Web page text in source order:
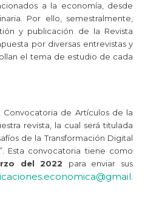
a la economía, desde
Por ello, semestralmente,
y publicación de la Revista
por diversas entrevistas y
el tema de estudio de cada
Convocatoria de Artículos de la
revista, la cual será titulada
de la Transformación Digital
Esta convocatoria tiene como
del 2022 para enviar sus